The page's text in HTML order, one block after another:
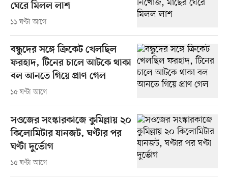
ঘেরে মিলল লাশ
১১ ঘণ্টা আগে
বন্ধুদের সঙ্গে ক্রিকেট খেলছিল
ফরহাদ, টিনের চালে আটকে থাকা
বল আনতে গিয়ে প্রাণ গেল
১৫ ঘণ্টা আগে
সওজের সংস্কারকাজে কুমিল্লায় ২০
কিলোমিটার যানজট, ঘণ্টার পর
ঘণ্টা দুর্ভোগ
১৫ ঘণ্টা আগে